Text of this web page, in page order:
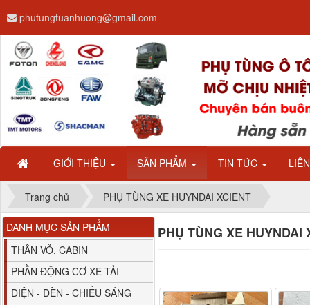
GIỚI THIỆU SẢN PHẨM TIN TỨC
phutungtuanhuong@gmail.com
Trang chủ PHỤ TÙNG XE HUYNDAI XCIENT
PHỤ TÙNG XE
DANH MỤC SẢN PHẨM
THÂN VỎ, CABIN
PHẦN ĐỘNG CƠ XE TẢI
ĐIỆN - ĐÈN - CHIẾU SÁNG
Dây ga CAMC H08 dài
2.68m
Bình nước phụ
Chenglong hải âu...